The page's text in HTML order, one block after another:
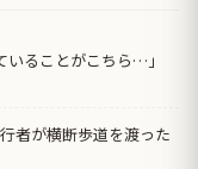
いることがこちら…」
者が横断歩道を渡った